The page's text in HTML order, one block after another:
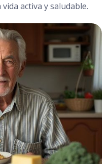
activa y saludable.